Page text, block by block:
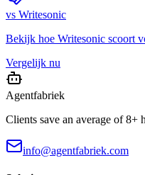
vs Writesonic
Bekijk hoe Writesonic scoort
Vergelijk nu
Agentfabriek
Clients save an average of 8+
info@agentfabriek.com